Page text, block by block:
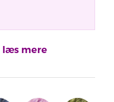
læs mere